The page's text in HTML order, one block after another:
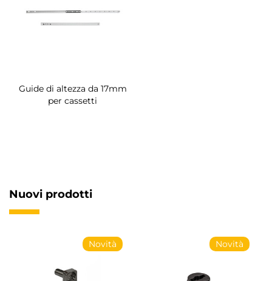
Guide di altezza da 17mm
per cassetti
Nuovi prodotti
Novità Novità